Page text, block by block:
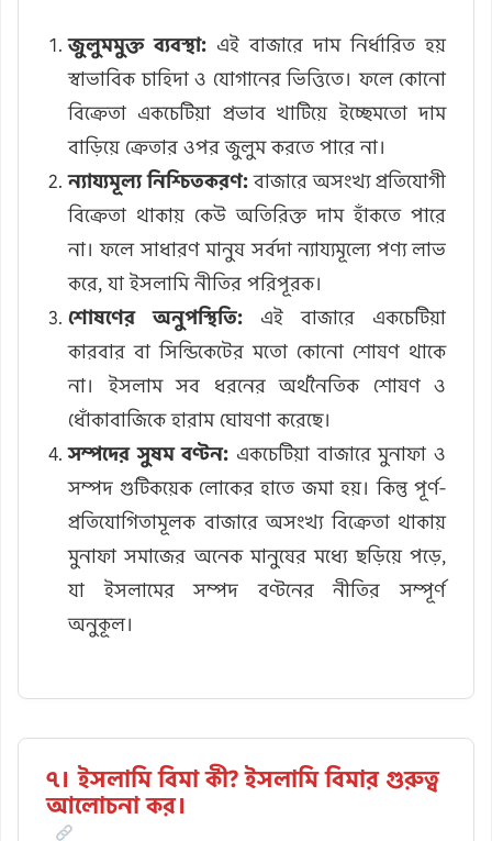
জুলুমমুক্ত ব্যবস্থা: এই বাজারে দাম নির্ধারিত হয়
স্বাভাবিক চাহিদা ও যোগানের ভিত্তিতে। ফলে কোনো
বিক্রেতা একচেটিয়া প্রভাব খাটিয়ে ইচ্ছেমতো দাম
বাড়িয়ে ক্রেতার ওপর জুলুম করতে পারে না।
ন্যায্যমূল্য নিশ্চিতকরণ:বাজারে অসংখ্য প্রতিযোগী
বিক্রেতা থাকায় কেউ অতিরিক্ত দাম হাঁকতে পারে
না। ফলে সাধারণ মানুষ সর্বদা ন্যায্যমূল্যে পণ্য লাভ
করে, যা ইসলামি নীতির পরিপূরক।
শোষণের অনুপস্থিতি: এই বাজারে একচেটিয়া
কারবার বা সিন্ডিকেটের মতো কোনো শোষণ থাকে
না। ইসলাম সব ধরনের অর্থনৈতিক শোষণ ও
ধোঁকাবাজিকে হারাম ঘোষণা করেছে।
সম্পদের সুষম বণ্টন: একচেটিয়া বাজারে মুনাফা ও
সম্পদ গুটিকয়েক লোকের হাতে জমা হয়। কিন্তু পূর্ণ-
প্রতিযোগিতামূলক বাজারে অসংখ্য বিক্রেতা থাকায়
মুনাফা সমাজের অনেক মানুষের মধ্যে ছড়িয়ে পড়ে,
যা ইসলামের সম্পদ বণ্টনের নীতির সম্পূর্ণ
অনুকূল।
৭। ইসলামি বিমা কী? ইসলামি বিমার গুরুত্ব
আলোচনা কর।